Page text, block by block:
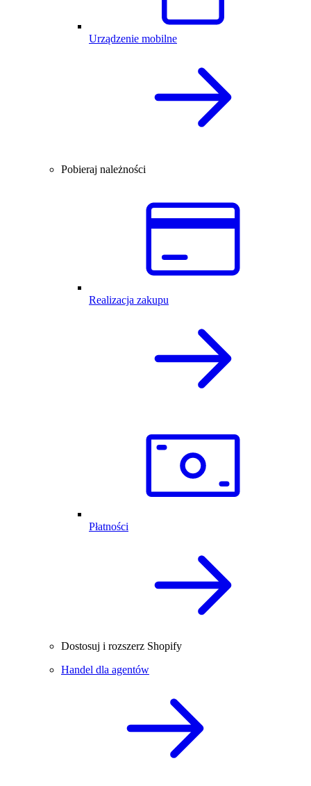
Urządzenie mobilne
Pobieraj należności
Realizacja zakupu
Płatności
Dostosuj i rozszerz Shopify
Handel dla agentów